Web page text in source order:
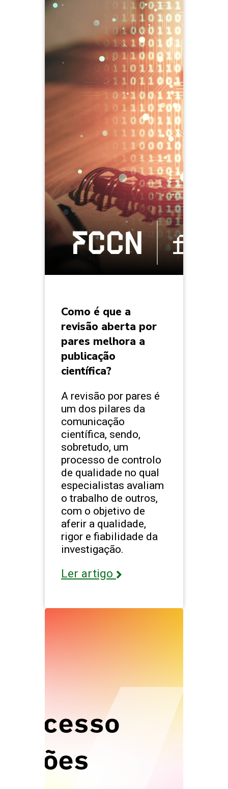
Como é que a
revisão aberta por
pares melhora a
publicação
científica?
A revisão por pares é
um dos pilares da
comunicação
científica, sendo,
sobretudo, um
processo de controlo
de qualidade no qual
especialistas avaliam
o trabalho de outros,
com o objetivo de
aferir a qualidade,
rigor e fiabilidade da
investigação.
Ler artigo